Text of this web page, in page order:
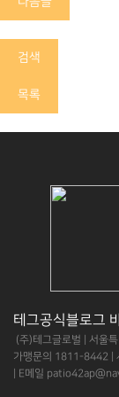
검색
목록
테그공식블로그
(주)테그글로벌 | 서울
가맹문의 1811-8442
| E메일